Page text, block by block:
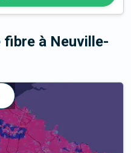
fibre à Neuville-